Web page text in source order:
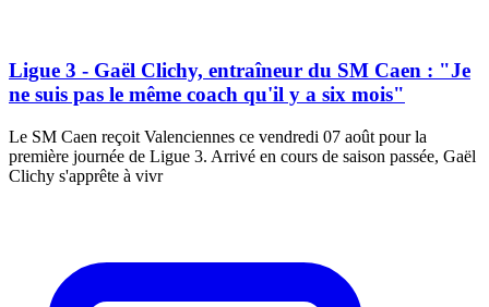
Ligue 3 - Gaël Clichy, entraîneur du SM Caen : "Je
ne suis pas le même coach qu'il y a six mois"
Le SM Caen reçoit Valenciennes ce vendredi 07 août pour la
première journée de Ligue 3. Arrivé en cours de saison passée, Gaël
Clichy s'apprête à vivr